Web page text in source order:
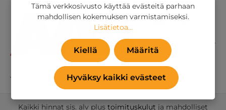
Tai yhteydenottolomakkeella.
Kaikki hinnat sis. alv plus toimituskulut ja mahdolliset
Tämä verkkosivusto käyttää evästeitä parhaan
mahdollisen kokemuksen varmistamiseksi.
Lisätietoa...
Kiellä Määritä
Hyväksy kaikki evästeet